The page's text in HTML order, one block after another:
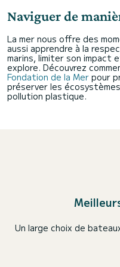
Naviguer de
La mer nous offre des
aussi apprendre à la
marins, limiter son impact
explore. Découvrez
Fondation de la Mer pour
préserver les
pollution plastique.
Un large choix de